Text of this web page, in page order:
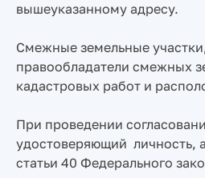
вышеуказанному адресу.
Смежные земельные
правообладатели смежных
кадастровых работ и
При проведении
удостоверяющий личность,
статьи 40 Федерального